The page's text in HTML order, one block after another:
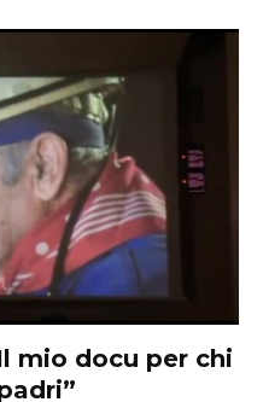
mio docu per chi